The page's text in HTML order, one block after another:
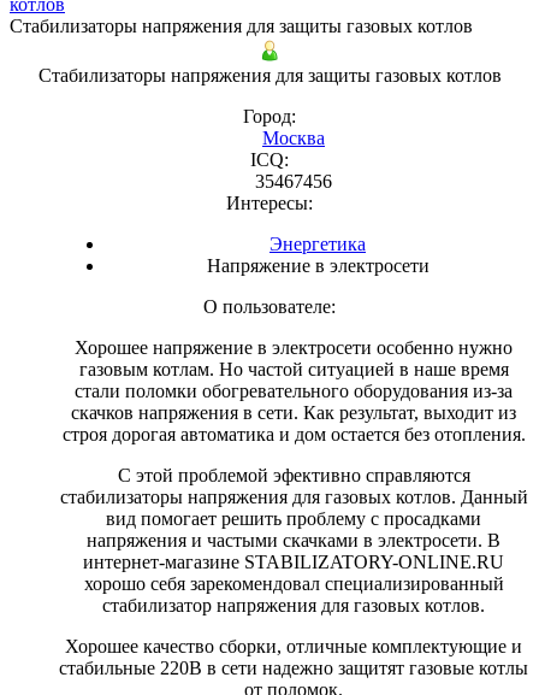
котлов
Стабилизаторы напряжения для защиты газовых котлов
Стабилизаторы напряжения для защиты газовых котлов
Город:
Москва
ICQ:
35467456
Интересы:
Энергетика
Напряжение в электросети
О пользователе:
Хорошее напряжение в электросети особенно нужно
газовым котлам. Но частой ситуацией в наше время
стали поломки обогревательного оборудования из-за
скачков напряжения в сети. Как результат, выходит из
строя дорогая автоматика и дом остается без отопления.
С этой проблемой эфективно справляются
стабилизаторы напряжения для газовых котлов. Данный
вид помогает решить проблему с просадками
напряжения и частыми скачками в электросети. В
интернет-магазине STABILIZATORY-ONLINE.RU
хорошо себя зарекомендовал специализированный
стабилизатор напряжения для газовых котлов.
Хорошее качество сборки, отличные комплектующие и
стабильные 220В в сети надежно защитят газовые котлы
от поломок.